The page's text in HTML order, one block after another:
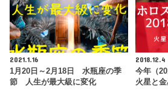
2021.1.16
1月20日～2月18日 水瓶座の季
節 人生が最大級に変化
2018.12.4
今年（
火星と